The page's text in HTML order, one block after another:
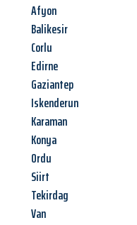
Afyon
Balikesir
Corlu
Edirne
Gaziantep
Iskenderun
Karaman
Konya
Ordu
Siirt
Tekirdag
Van